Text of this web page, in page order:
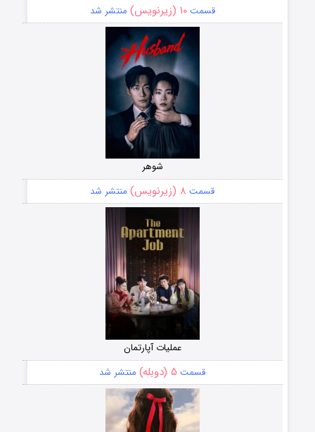
قسمت۱۰ (زیرنویس) منتشر شد
شوهر
قسمت ۸ (زیرنویس) منتشر شد
عملیات آپارتمان
قسمت ۵ (دوبله) منتشر شد